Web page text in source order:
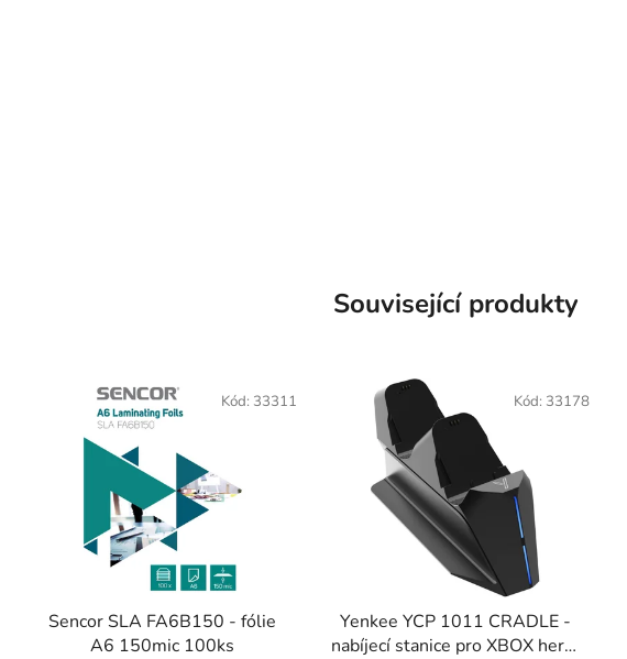
Související produkty
Sencor SLA FA6B150 - fólie
A6 150mic 100ks
Kód: 33311
Yenkee YCP 1011 CRADLE -
nabíjecí stanice pro XBOX herní
Kód: 33178